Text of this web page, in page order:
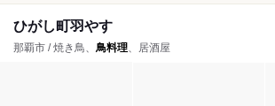
ひがし町羽やす
那覇市 / 焼き鳥、 鳥料理、居酒屋